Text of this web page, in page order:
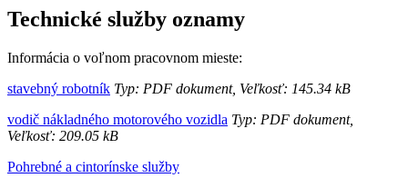
Technické služby oznamy
Informácia o voľnom pracovnom mieste:
stavebný robotník Typ: PDF dokument, Veľkosť: 145.34 kB
vodič nákladného motorového vozidla Typ: PDF dokument,
Veľkosť: 209.05 kB
Pohrebné a cintorínske služby